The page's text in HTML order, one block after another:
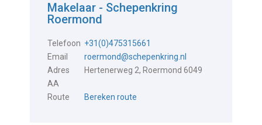
Makelaar - Schepenkring
Roermond
Telefoon +31(0)475315661
Email
roermond@schepenkring.nl
Adres
Hertenerweg 2, Roermond 6049
AA
Route
Bereken route